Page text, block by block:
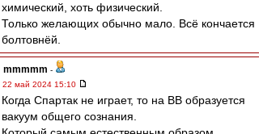
химический, хоть физический.
Только желающих обычно мало. Всё кончается
болтовнёй.
mmmmm -
22 май 2024 15:10
Когда Спартак не играет, то на ВВ образуется
вакуум общего сознания.